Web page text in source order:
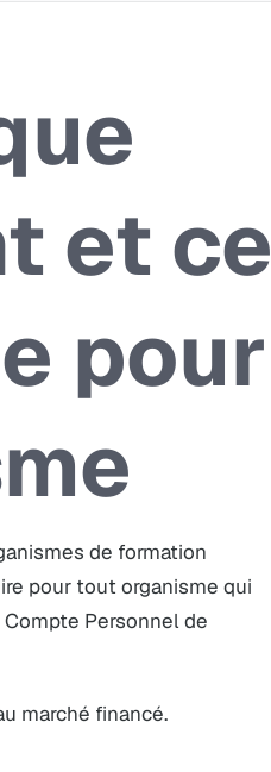
et ce
pour
de formation
pour tout organisme qui
Personnel de
marché financé.